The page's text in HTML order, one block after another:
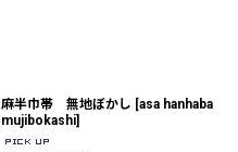
麻半巾帯 無地ぼかし [asa hanhaba
mujibokashi]